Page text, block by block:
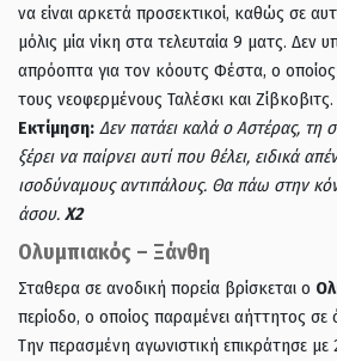
να είναι αρκετά προσεκτικοί, καθώς σε
μόλις μία νίκη στα τελευταία 9 ματς. Δεν
απρόοπτα για τον κόουτς Φέστα, ο οποίος
τους νεοφερμένους Ταλέσκι και Ζίβκοβιτς.
Εκτίμηση: Δεν πατάει καλά ο Αστέρας, τη
ξέρει να παίρνει αυτί που θέλει, ειδικά
ισοδύναμους αντιπάλους. Θα πάω στην
άσου. Χ2
Ολυμπιακός – Ξάνθη
Σταθερα σε ανοδική πορεία βρίσκεται ο
περίοδο, ο οποίος παραμένει αήττητος σε
Την περασμένη αγωνιστική επικράτησε